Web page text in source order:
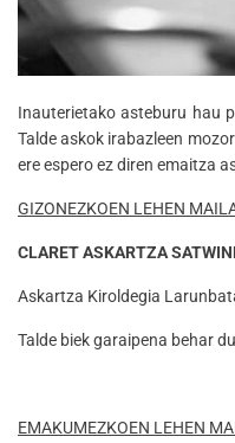
Inauterietako asteburu hau
Talde askok irabazleen
ere espero ez diren emaitza
GIZONEZKOEN LEHEN
CLARET ASKARTZA
Askartza Kiroldegia
Talde biek garaipena behar
EMAKUMEZKOEN LEHEN